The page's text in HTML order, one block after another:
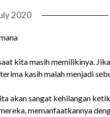
2020
kita masih memilikinya.
kasih malah menjadi
akan sangat kehilangan
memanfaatkannya